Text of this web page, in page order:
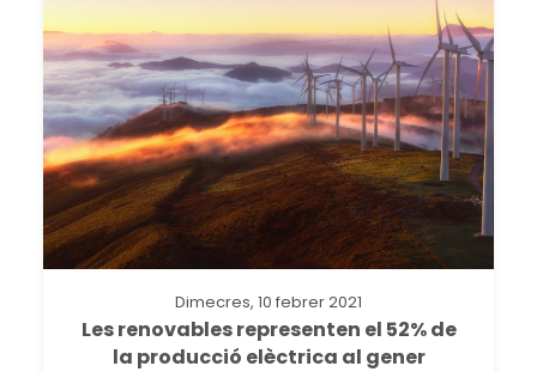
Dimecres, 10 febrer 2021
Les renovables representen el 52% de
la producció elèctrica al gener